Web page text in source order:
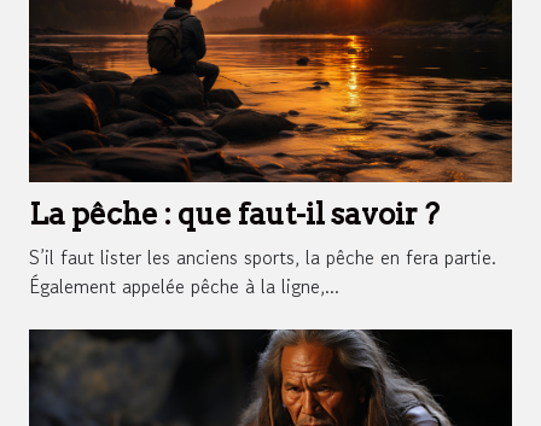
La pêche : que faut-il savoir ?
S’il faut lister les anciens sports, la pêche en fera partie.
Également appelée pêche à la ligne,...